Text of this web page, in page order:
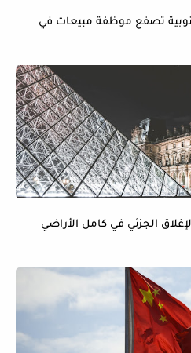
تصفع موظفة مبيعات في
الجزئي في كامل الأراضي